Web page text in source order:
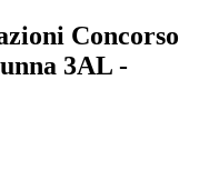
Concorso
3AL -